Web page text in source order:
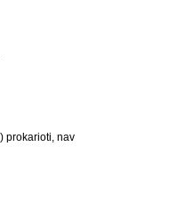
prokarioti, nav